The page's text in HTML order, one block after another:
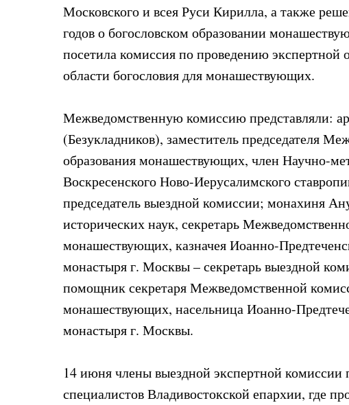
Московского и всея Руси Кирилла, а также
годов о богословском образовании
посетила комиссия по проведению экспертной
области богословия для монашествующих.
Межведомственную комиссию представляли:
(Безукладников), заместитель председателя
образования монашествующих, член Научно-
Воскресенского Ново-Иерусалимского
председатель выездной комиссии; монахиня
исторических наук, секретарь
монашествующих, казначея Иоанно-
монастыря г. Москвы – секретарь выездной
помощник секретаря Межведомственной
монашествующих, насельница Иоанно-
монастыря г. Москвы.
14 июня члены выездной экспертной комиссии
специалистов Владивостокской епархии, где